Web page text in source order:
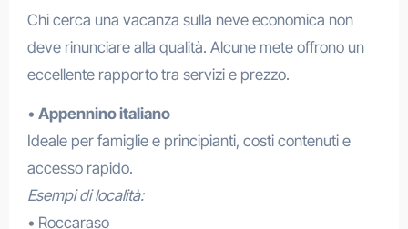
Chi cerca una vacanza sulla neve economica non
deve rinunciare alla qualità. Alcune mete offrono un
eccellente rapporto tra servizi e prezzo.
• Appennino italiano
Ideale per famiglie e principianti, costi contenuti e
accesso rapido.
Esempi di località:
• Roccaraso